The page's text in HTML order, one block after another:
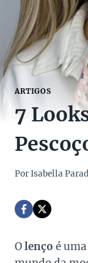
ARTIGOS
7
PorIsabella
Olenço é